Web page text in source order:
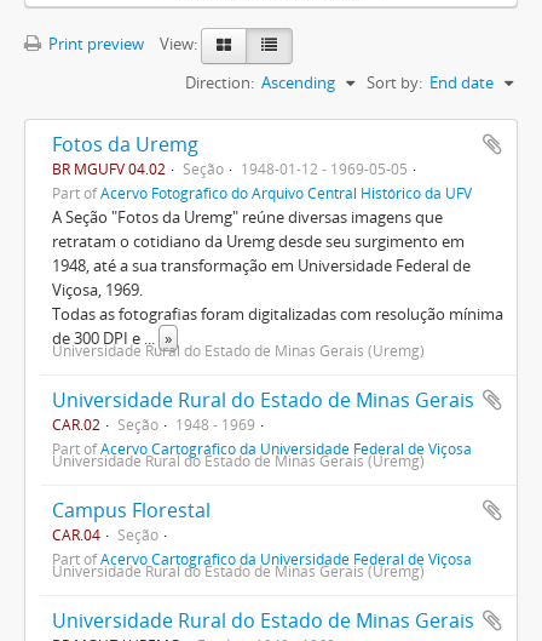
Print preview
View:
Sort by: End date
Direction: Ascending
Fotos da Uremg
BR MGUFV 04.02 Seção
1948-01-12 - 1969-05-05
Part ofAcervo Fotográfico do Arquivo Central Histórico da UFV
A Seção "Fotos da Uremg" reúne diversas imagens que
retratam o cotidiano da Uremg desde seu surgimento em
1948, até a sua transformação em Universidade Federal de
Viçosa, 1969.
Todas as fotografias foram digitalizadas com resolução mínima
de 300 DPI e
»
Universidade Rural do Estado de Minas Gerais (Uremg)
Universidade Rural do Estado de Minas Gerais
CAR.02 Seção
1948 - 1969
Part ofAcervo Cartográfico da Universidade Federal de Viçosa
Universidade Rural do Estado de Minas Gerais (Uremg)
Campus Florestal
CAR.04
Seção
Part ofAcervo Cartográfico da Universidade Federal de Viçosa
Universidade Rural do Estado de Minas Gerais (Uremg)
Universidade Rural do Estado de Minas Gerais